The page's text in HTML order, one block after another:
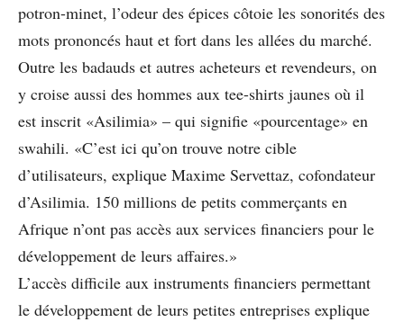
potron-minet, l’odeur des épices côtoie les sonorités des
mots prononcés haut et fort dans les allées du marché.
Outre les badauds et autres acheteurs et revendeurs, on
y croise aussi des hommes aux tee-shirts jaunes où il
est inscrit «­Asilimia­» – qui signiﬁe «­pourcentage­» en
swahili. «­C’est ici qu’on trouve notre cible
d’utilisateurs, explique Maxime Servettaz, cofondateur
d’Asilimia. 150 millions de petits commerçants en
Afrique n’ont pas accès aux services ﬁnanciers pour le
développement de leurs affaires.­»
L’accès difficile aux instruments ﬁnanciers permettant
le développement de leurs petites entreprises explique